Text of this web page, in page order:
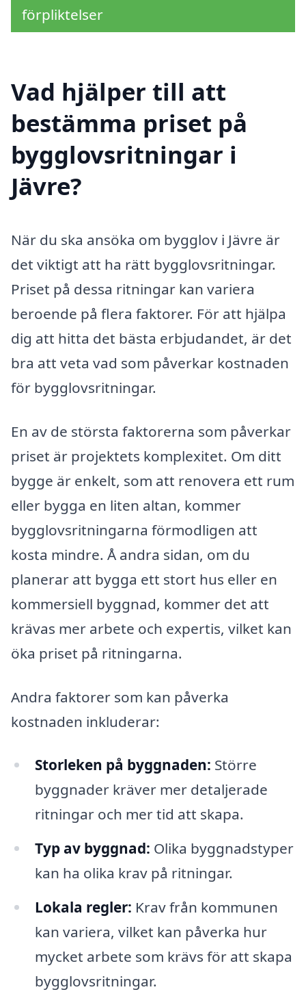
förpliktelser
Vad hjälper till att
bestämma priset på
bygglovsritningar i
Jävre?
När du ska ansöka om bygglov i Jävre är
det viktigt att ha rätt bygglovsritningar.
Priset på dessa ritningar kan variera
beroende på flera faktorer. För att hjälpa
dig att hitta det bästa erbjudandet, är det
bra att veta vad som påverkar kostnaden
för bygglovsritningar.
En av de största faktorerna som påverkar
priset är projektets komplexitet. Om ditt
bygge är enkelt, som att renovera ett rum
eller bygga en liten altan, kommer
bygglovsritningarna förmodligen att
kosta mindre. Å andra sidan, om du
planerar att bygga ett stort hus eller en
kommersiell byggnad, kommer det att
krävas mer arbete och expertis, vilket kan
öka priset på ritningarna.
Andra faktorer som kan påverka
kostnaden inkluderar:
Storleken på byggnaden: Större
byggnader kräver mer detaljerade
ritningar och mer tid att skapa.
Typ av byggnad: Olika byggnadstyper
kan ha olika krav på ritningar.
Lokala regler: Krav från kommunen
kan variera, vilket kan påverka hur
mycket arbete som krävs för att skapa
bygglovsritningar.